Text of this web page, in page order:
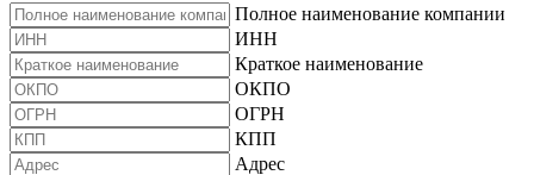
Полное наименование компании
ИНН
Краткое наименование
ОКПО
ОГРН
КПП
Адрес